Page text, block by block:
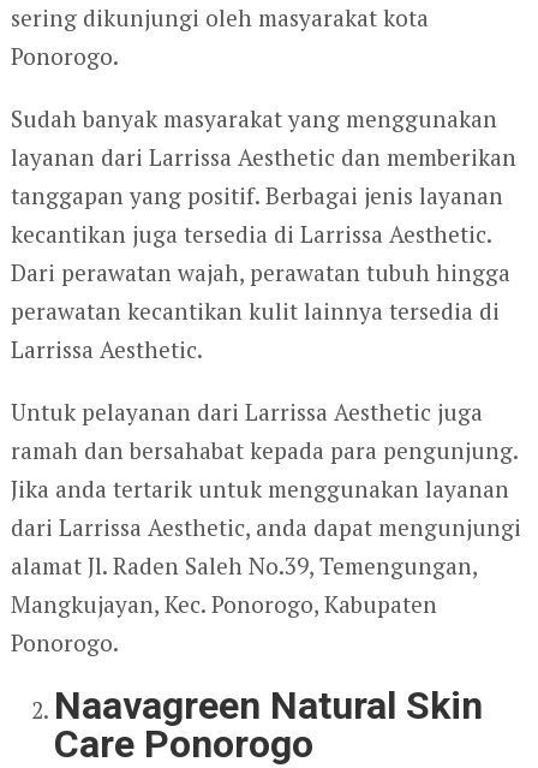
sering dikunjungi oleh masyarakat kota
Ponorogo.
Sudah banyak masyarakat yang menggunakan
layanan dari Larrissa Aesthetic dan memberikan
tanggapan yang positif. Berbagai jenis layanan
kecantikan juga tersedia di Larrissa Aesthetic.
Dari perawatan wajah, perawatan tubuh hingga
perawatan kecantikan kulit lainnya tersedia di
Larrissa Aesthetic.
Untuk pelayanan dari Larrissa Aesthetic juga
ramah dan bersahabat kepada para pengunjung.
Jika anda tertarik untuk menggunakan layanan
dari Larrissa Aesthetic, anda dapat mengunjungi
alamat Jl. Raden Saleh No.39, Temengungan,
Mangkujayan, Kec. Ponorogo, Kabupaten
Ponorogo.
Naavagreen Natural Skin
Care Ponorogo